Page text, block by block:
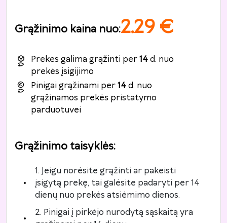
Grąžinimo kaina nuo:2.29 €
Prekes galima grąžinti per14d. nuo
prekės įsigijimo
Pinigai grąžinami per14d. nuo
grąžinamos prekės pristatymo
parduotuvei
Grąžinimo taisyklės:
1. Jeigu norėsite grąžinti ar pakeisti
įsigytą prekę, tai galėsite padaryti per 14
dienų nuo prekės atsiėmimo dienos.
2. Pinigai į pirkėjo nurodytą sąskaitą yra